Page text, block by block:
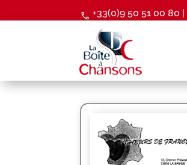
call +33(0)9 50 51 00 80 |